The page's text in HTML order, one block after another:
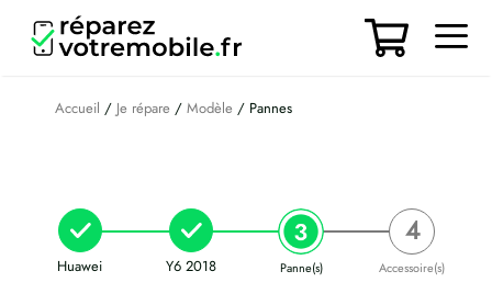
contenu
Accueil / Je répare / Modèle / Pannes
Huawei Y6 2018 Panne(s) Accessoire(s)